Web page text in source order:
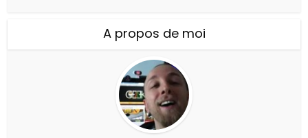
A propos de moi